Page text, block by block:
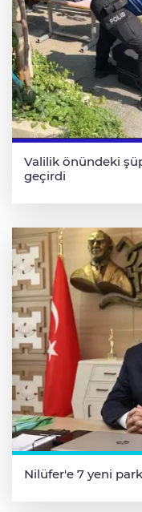
Valilik önündeki
geçirdi
Nilüfer'e 7 yeni park